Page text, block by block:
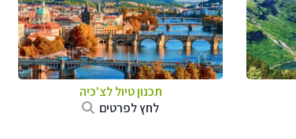
תכנון טיול לצ'כיה
לחץ לפרטים